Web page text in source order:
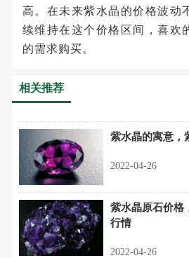
高。在未来紫水晶的价格波动
续维持在这个价格区间，喜欢
的需求购买。
相关推荐
紫水晶的寓意，
2022-04-26
紫水晶原石价格
行情
2022-04-26